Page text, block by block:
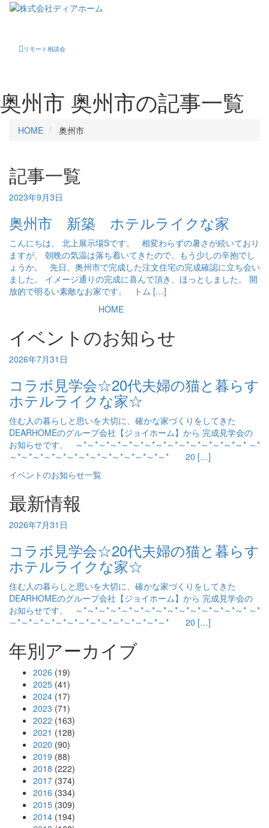
リモート相談会
奥州市 奥州市の記事一覧
HOME 奥州市
記事一覧
2023年9月3日
奥州市 新築 ホテルライクな家
こんにちは。 北上展示場Sです。 相変わらずの暑さが続いており
ますが、 朝晩の気温は落ち着いてきたので、もう少しの辛抱でし
ょうか。 先日、奥州市で完成した注文住宅の完成確認に立ち会い
ました。 イメージ通りの完成に喜んで頂き、ほっとしました。 開
放的で明るい素敵なお家です。 トム […]
HOME
イベントのお知らせ
2026年7月31日
コラボ見学会☆20代夫婦の猫と暮らす
ホテルライクな家☆
住む人の暮らしと思いを大切に、確かな家づくりをしてきた
DEARHOMEのグループ会社【ジョイホーム】から 完成見学会の
お知らせです。 ～*～*～*～*～*～*～*～*～*～*～*～*～*～*～* ～*
～*～*～*～*～*～*～*～*～*～*～*～*～*～* 20 […]
イベントのお知らせ一覧
最新情報
2026年7月31日
コラボ見学会☆20代夫婦の猫と暮らす
ホテルライクな家☆
住む人の暮らしと思いを大切に、確かな家づくりをしてきた
DEARHOMEのグループ会社【ジョイホーム】から 完成見学会の
お知らせです。 ～*～*～*～*～*～*～*～*～*～*～*～*～*～*～* ～*
～*～*～*～*～*～*～*～*～*～*～*～*～*～* 20 […]
年別アーカイブ
2026 (19)
2025 (41)
2024 (17)
2023 (71)
2022 (163)
2021 (128)
2020 (90)
2019 (88)
2018 (222)
2017 (374)
2016 (334)
2015 (309)
2014 (194)